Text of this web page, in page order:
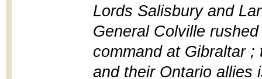
Lords Salisbury and
General Colville
command at Gibraltar
and their Ontario allies